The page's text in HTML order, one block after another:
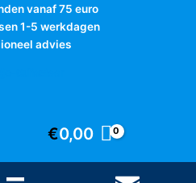
vanaf 75 euro
1-5 werkdagen
advies
€0,00